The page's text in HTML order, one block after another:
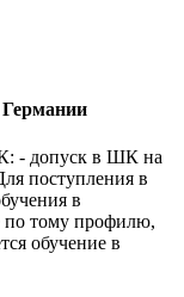
- допуск в ШК на
поступления в
в
по тому профилю,
обучение в